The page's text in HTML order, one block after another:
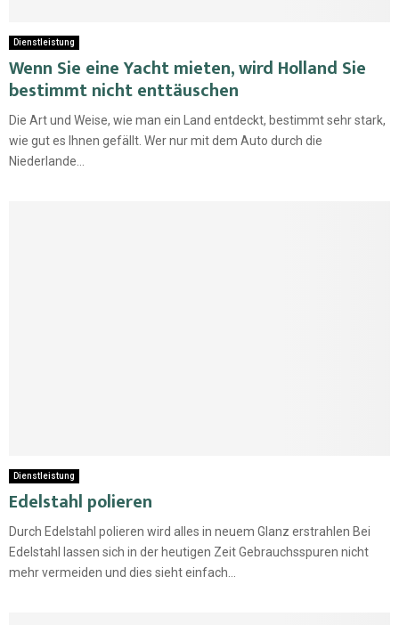
Dienstleistung
Wenn Sie eine Yacht mieten, wird Holland Sie
bestimmt nicht enttäuschen
Die Art und Weise, wie man ein Land entdeckt, bestimmt sehr stark,
wie gut es Ihnen gefällt. Wer nur mit dem Auto durch die
Niederlande...
Dienstleistung
Edelstahl polieren
Durch Edelstahl polieren wird alles in neuem Glanz erstrahlen Bei
Edelstahl lassen sich in der heutigen Zeit Gebrauchsspuren nicht
mehr vermeiden und dies sieht einfach...